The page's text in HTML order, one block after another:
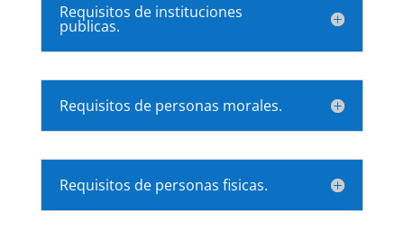
Requisitos de instituciones
publicas.
Requisitos de personas morales.
Requisitos de personas fisicas.